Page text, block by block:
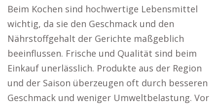
Beim Kochen sind hochwertige Lebensmittel
wichtig, da sie den Geschmack und den
Nährstoffgehalt der Gerichte maßgeblich
beeinflussen. Frische und Qualität sind beim
Einkauf unerlässlich. Produkte aus der Region
und der Saison überzeugen oft durch besseren
Geschmack und weniger Umweltbelastung. Vor